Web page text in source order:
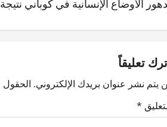
الأوضاع الإنسانية في كوباني
تعليقاً
يتم نشر عنوان بريدك الإلكتروني. الحقول
*